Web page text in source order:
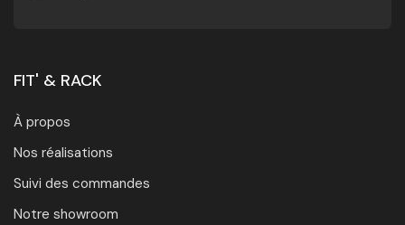
FIT' & RACK
À propos
Nos réalisations
Suivi des commandes
Notre showroom